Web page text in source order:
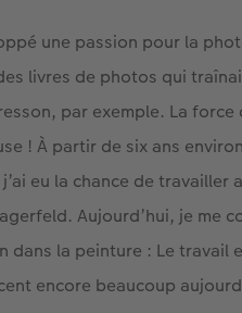
une passion pour la
livres de photos qui
par exemple. La
! À partir de six ans
eu la chance de travailler
Aujourd’hui, je me
dans la peinture : Le travail
encore beaucoup